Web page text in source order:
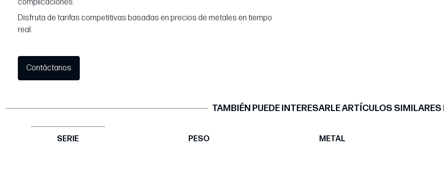
complicaciones.
Disfruta de tarifas competitivas basadas en precios de metales en tiempo
real.
Contáctanos
TAMBIÉN PUEDE INTERESARLE ARTÍCULOS SIMILARES
SERIE PESO METAL